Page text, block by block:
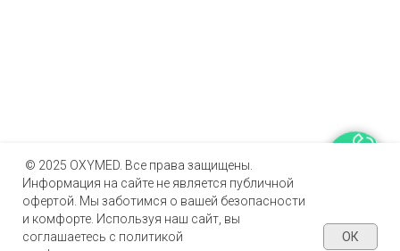
© 2025 OXYMED. Все права защищены.
Информация на сайте не является публичной
офертой. Мы заботимся о вашей безопасности
и комфорте. Используя наш сайт, вы
соглашаетесь с политикой
ОК